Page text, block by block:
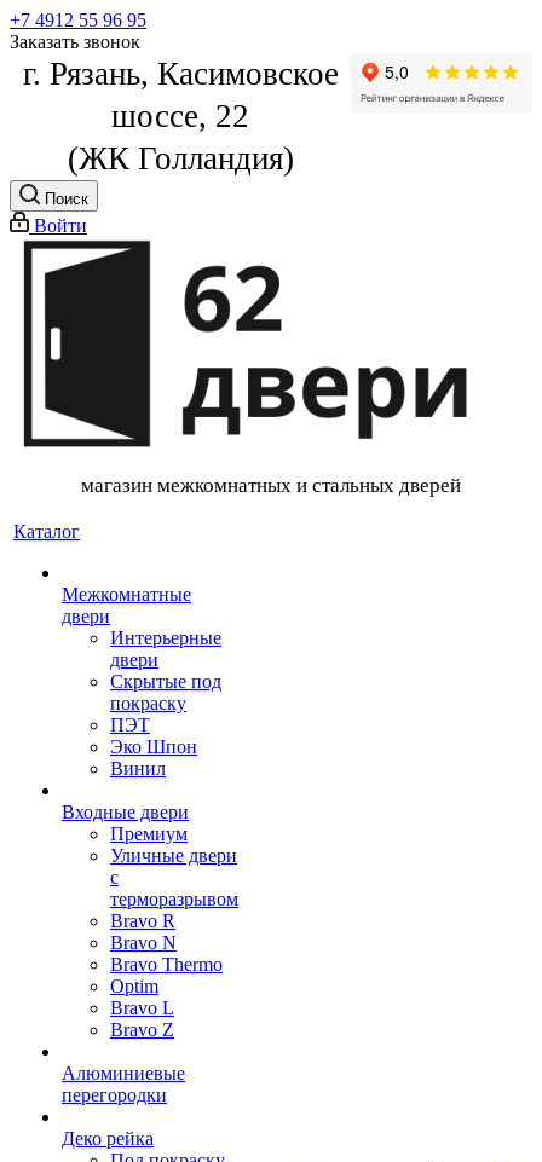
+7 4912 55 96 95
Заказать звонок
г. Рязань, Касимовское
шоссе, 22
(ЖК Голландия)
Поиск
Войти
магазин межкомнатных и стальных дверей
Каталог
Межкомнатные
двери
Интерьерные
двери
Скрытые под
покраску
ПЭТ
Эко Шпон
Винил
Входные двери
Премиум
Уличные двери
с
терморазрывом
Bravo R
Bravo N
Bravo Thermo
Optim
Bravo L
Bravo Z
Алюминиевые
перегородки
Деко рейка